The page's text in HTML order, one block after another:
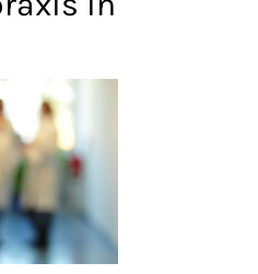
(GMT +1)